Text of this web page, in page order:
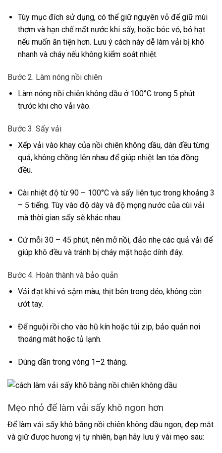
Tùy mục đích sử dụng, có thể giữ nguyên vỏ để giữ mùi
thơm và hạn chế mất nước khi sấy, hoặc bóc vỏ, bỏ hạt
nếu muốn ăn tiện hơn. Lưu ý cách này dễ làm vải bị khô
nhanh và cháy nếu không kiểm soát nhiệt.
Bước 2. Làm nóng nồi chiên
Làm nóng nồi chiên không dầu ở 100°C trong 5 phút
trước khi cho vải vào.
Bước 3. Sấy vải
Xếp vải vào khay của nồi chiên không dầu, dàn đều từng
quả, không chồng lên nhau để giúp nhiệt lan tỏa đồng
đều.
Cài nhiệt độ từ 90 – 100°C và sấy liên tục trong khoảng 3
– 5 tiếng. Tùy vào độ dày và độ mọng nước của cùi vải
mà thời gian sấy sẽ khác nhau.
Cứ mỗi 30 – 45 phút, nên mở nồi, đảo nhẹ các quả vải để
giúp khô đều và tránh bị cháy mặt hoặc dính đáy.
Bước 4. Hoàn thành và bảo quản
Vải đạt khi vỏ sậm màu, thịt bên trong dẻo, không còn
ướt tay.
Để nguội rồi cho vào hũ kín hoặc túi zip, bảo quản nơi
thoáng mát hoặc tủ lạnh.
Dùng dần trong vòng 1–2 tháng.
Mẹo nhỏ để làm vải sấy khô ngon hơn
Để làm vải sấy khô bằng nồi chiên không dầu ngon, đẹp mắt
và giữ được hương vị tự nhiên, bạn hãy lưu ý vài mẹo sau: